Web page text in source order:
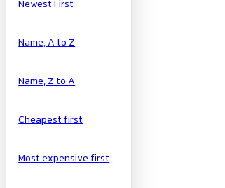
Newest First
Name, A to Z
Name, Z to A
Cheapest first
Most expensive first